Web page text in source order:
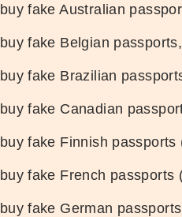
buy fake Australian
buy fake Belgian passports,
buy fake Brazilian
buy fake Canadian
buy fake Finnish passports
buy fake French passports
buy fake German